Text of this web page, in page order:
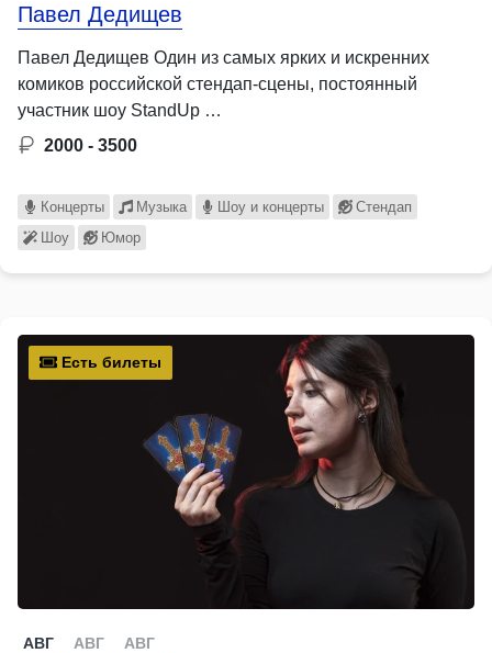
Павел Дедищев
Павел Дедищев Один из самых ярких и искренних
комиков российской стендап-сцены, постоянный
участник шоу StandUp …
2000 - 3500
Концерты Музыка Шоу и концерты
Стендап
Шоу
Юмор
Есть билеты
АВГ АВГ АВГ